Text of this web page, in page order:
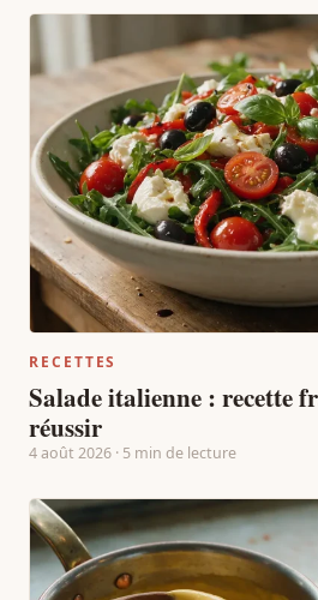
RECETTES
Salade italienne : recette
réussir
4 août 2026 · 5 min de lecture